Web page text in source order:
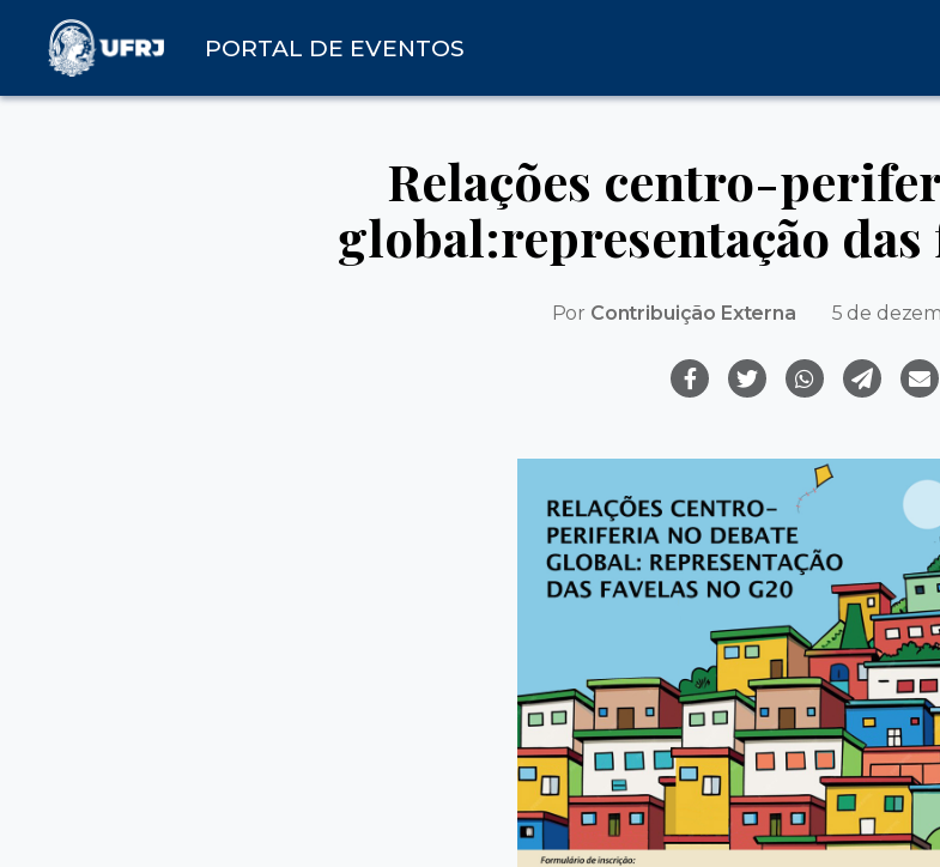
PORTAL DE EVENTOS
Relações centro-
global:representação das
Por Contribuição Externa 5 de